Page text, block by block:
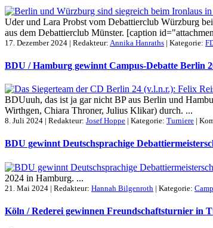
Uder und Lara Probst vom Debattierclub Würzburg
aus dem Debattierclub Münster. [caption
17. Dezember 2024 | Redakteur: Annika Hanraths | Kategorie:
BDU / Hamburg gewinnt Campus-Debatte Berlin
BDUuuh, das ist ja gar nicht BP aus Berlin und
Wirthgen, Chiara Throner, Julius Klikar) durch. ...
8. Juli 2024 | Redakteur: Josef Hoppe | Kategorie: Turniere |
BDU gewinnt Deutschsprachige
2024 in Hamburg. ...
21. Mai 2024 | Redakteur: Hannah Bilgenroth | Kategorie:
Köln / Rederei gewinnen Freundschaftsturnier in